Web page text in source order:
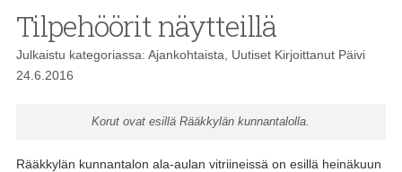
Tilpehöörit näytteillä
Julkaistu kategoriassa: Ajankohtaista UutisetKirjoittanut Päivi
24.6.2016
Korut ovat esillä Rääkkylän kunnantalolla.
Rääkkylän kunnantalon ala-aulan vitriineissä on esillä heinäkuun